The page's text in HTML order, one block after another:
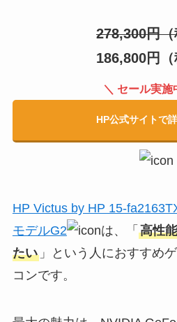
278,300円
186,800円（
＼ セール実施
HP公式サイトで
HP Victus by HP 15-
モデルG2
は、「 高性
たい」という人におすすめ
コンです。